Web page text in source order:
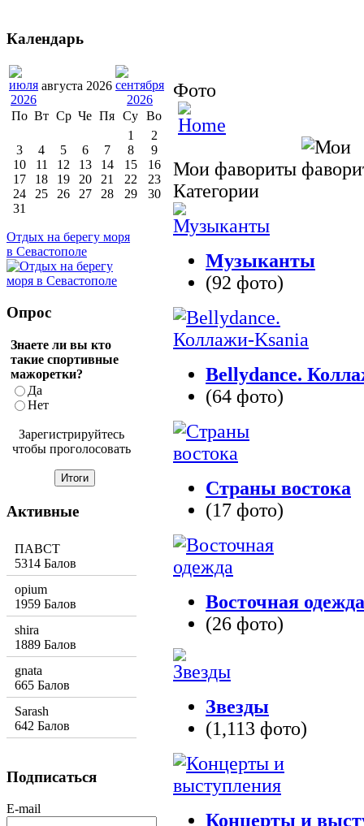
Фото
Мои фавориты
Категории
Музыканты
(92 фото)
Bellydance.
(64 фото)
Страны востока
(17 фото)
Восточная одежда
(26 фото)
Звезды
(1,113 фото)
Концерты и
Календарь
августа 2026
По Вт Ср Че Пя Су Во
1
2
3
4 5 6 7 8
9
10
11 12 13 14 15
16
17
18 19 20 21 22
23
24
25 26 27 28 29
30
31
Отдых на берегу моря
в Севастополе
Опрос
Знаете ли вы кто
такие спортивные
мажоретки?
Да
Нет
Зарегистрируйтесь
чтобы проголосовать
Активные
ПАВСТ
5314 Балов
opium
1959 Балов
shira
1889 Балов
gnata
665 Балов
Sarash
642 Балов
Подписаться
E-mail